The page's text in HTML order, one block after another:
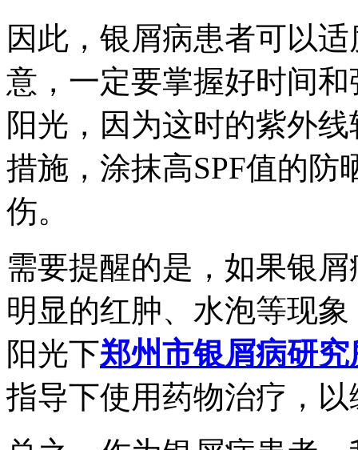
因此，银屑病患者可以
意，一定要掌握好时间
阳光，因为这时的紫外
措施，涂抹高SPF值的
伤。
需要提醒的是，如果银
明显的红肿、水泡等现
阳光下郑州市银屑病研究
指导下使用药物治疗，